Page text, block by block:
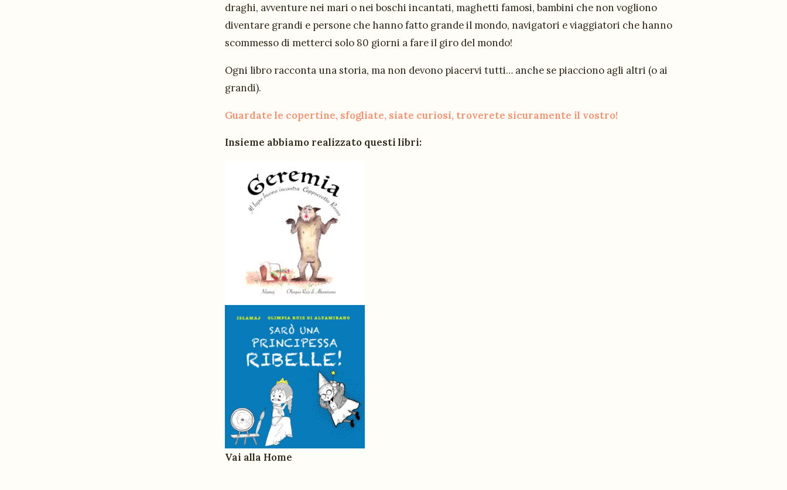
draghi, avventure nei mari o nei boschi incantati, maghetti famosi, bambini che non vogliono
diventare grandi e persone che hanno fatto grande il mondo, navigatori e viaggiatori che hanno
scommesso di metterci solo 80 giorni a fare il giro del mondo!
Ogni libro racconta una storia, ma non devono piacervi tutti… anche se piacciono agli altri (o ai
grandi).
Guardate le copertine, sfogliate, siate curiosi, troverete sicuramente il vostro!
Insieme abbiamo realizzato questi libri:
Vai alla Home